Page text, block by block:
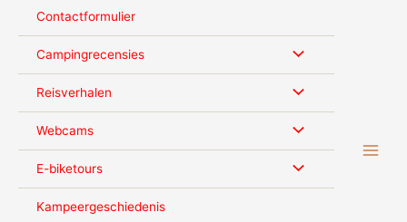
Contactformulier
Campingrecensies
Reisverhalen
Webcams
E-biketours
Kampeergeschiedenis